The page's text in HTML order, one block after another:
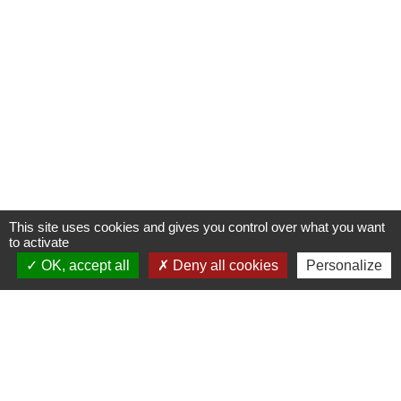
Liens
This site uses cookies and gives you control over what you want
to activate
OK, accept all
Deny all cookies Personalize